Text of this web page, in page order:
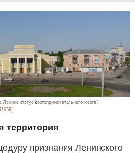
статус "достопримечательного места".
территория
признания Ленинского